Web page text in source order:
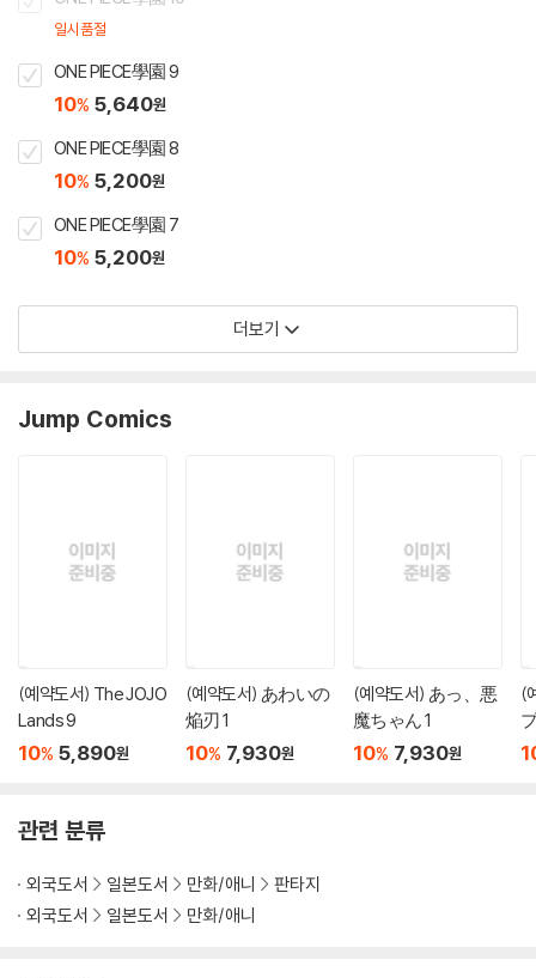
일시품절
ONE PIECE學園 9
10% 5,640원
ONE PIECE學園 8
10% 5,200원
ONE PIECE學園 7
10% 5,200원
더보기
Jump Comics
(예약도서) The JOJO
Lands 9
10% 5,890원
(예약도서) あわいの
焔刃 1
10% 7,930원
(예약도서) あっ、悪
魔ちゃん 1
10% 7,930원
(
관련 분류
외국도서 일본도서 만화/애니
판타지
외국도서
일본도서 만화/애니